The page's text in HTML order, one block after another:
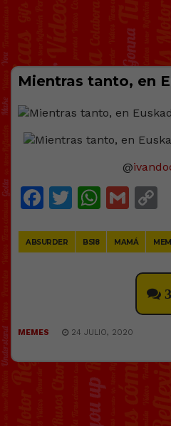
Mientras tanto, en
@
Facebook
Twitter
ABSURDER BS18 MAMÁ
MEMES 24 JULIO, 2020